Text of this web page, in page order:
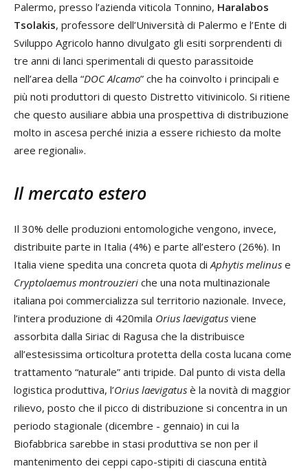
Palermo, presso l’azienda viticola Tonnino, Haralabos
Tsolakis, professore dell’Università di Palermo e l’Ente di
Sviluppo Agricolo hanno divulgato gli esiti sorprendenti di
tre anni di lanci sperimentali di questo parassitoide
nell’area della “DOC Alcamo” che ha coinvolto i principali e
più noti produttori di questo Distretto vitivinicolo. Si ritiene
che questo ausiliare abbia una prospettiva di distribuzione
molto in ascesa perché inizia a essere richiesto da molte
aree regionali».
Il mercato estero
Il 30% delle produzioni entomologiche vengono, invece,
distribuite parte in Italia (4%) e parte all’estero (26%). In
Italia viene spedita una concreta quota di Aphytis melinus e
Cryptolaemus montrouzieri che una nota multinazionale
italiana poi commercializza sul territorio nazionale. Invece,
l’intera produzione di 420mila Orius laevigatus viene
assorbita dalla Siriac di Ragusa che la distribuisce
all’estesissima orticoltura protetta della costa lucana come
trattamento “naturale” anti tripide. Dal punto di vista della
logistica produttiva, l’Orius laevigatus è la novità di maggior
rilievo, posto che il picco di distribuzione si concentra in un
periodo stagionale (dicembre - gennaio) in cui la
Biofabbrica sarebbe in stasi produttiva se non per il
mantenimento dei ceppi capo-stipiti di ciascuna entità